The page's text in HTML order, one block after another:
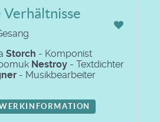
Verhältnisse
Storch - Komponist
Nestroy - Textdichter
- Musikbearbeiter